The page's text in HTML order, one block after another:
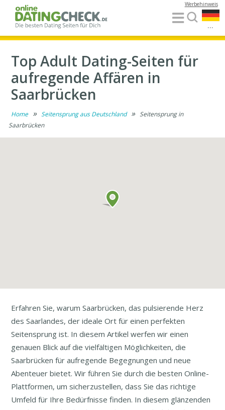
...
Werbehinweis
Top Adult Dating-Seiten für
aufregende Affären in
Saarbrücken
Home » Seitensprung aus Deutschland » Seitensprung in
Saarbrücken
Erfahren Sie, warum Saarbrücken, das pulsierende Herz
des Saarlandes, der ideale Ort für einen perfekten
Seitensprung ist. In diesem Artikel werfen wir einen
genauen Blick auf die vielfältigen Möglichkeiten, die
Saarbrücken für aufregende Begegnungen und neue
Abenteuer bietet. Wir führen Sie durch die besten Online-
Plattformen, um sicherzustellen, dass Sie das richtige
Umfeld für Ihre Bedürfnisse finden. In diesem glänzenden